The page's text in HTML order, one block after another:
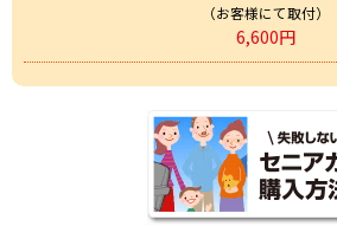
（お客様にて取付）
6,600円